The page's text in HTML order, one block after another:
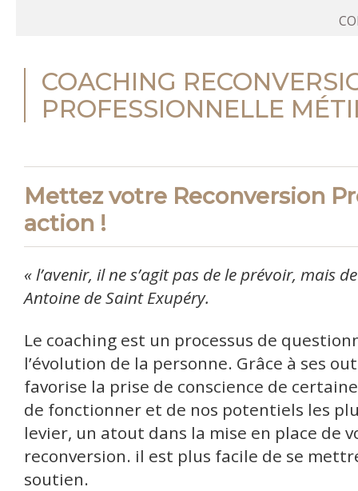
COACHING
PROFESSIONNELLE
Mettez votre Reconversion
action !
« l’avenir, il ne s’agit pas de le prévoir, mais
Antoine de Saint Exupéry.
Le coaching est un processus de
l’évolution de la personne. Grâce à ses
favorise la prise de conscience de
de fonctionner et de nos potentiels les
levier, un atout dans la mise en place de
reconversion. il est plus facile de se
soutien.